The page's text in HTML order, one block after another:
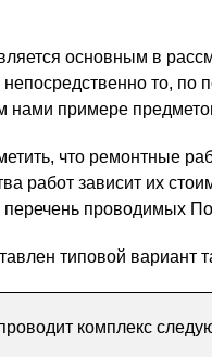
основным в
то, по
нами примере
что ремонтные
работ зависит их
перечень проводимых
типовой вариант
комплекс